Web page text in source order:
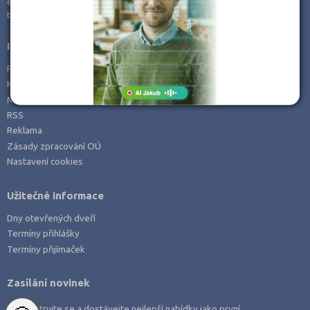
Zemědělské a ekologické
tel:
+420 606 411 115
Informace
Prohlášení o přístupnosti
Kontakt
Mapa serveru
RSS
Reklama
Zásady zpracování OÚ
Nastavení cookies
Užitečné informace
Dny otevřených dveří
Termíny přihlášky
Termíny přijímaček
Zasílání novinek